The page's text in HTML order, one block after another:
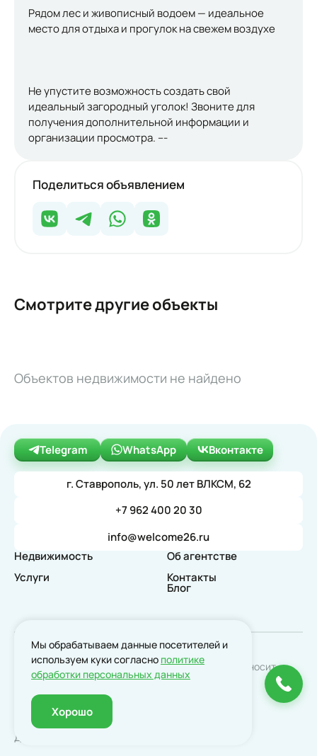
Рядом лес и живописный водоем — идеальное
место для отдыха и прогулок на свежем воздухе
Не упустите возможность создать свой
идеальный загородный уголок! Звоните для
получения дополнительной информации и
организации просмотра. ---
Поделиться объявлением
Смотрите другие объекты
Объектов недвижимости не найдено
Недвижимость
Об агентстве
Услуги
Контакты
Блог
Telegram WhatsApp Вконтакте
г. Ставрополь, ул. 50 лет ВЛКСМ, 62
+7 962 400 20 30
info@welcome26.ru
© АН "Welcome", 2024
Политика конфиденциальности
Согласие на обработку персональных данных
Создано с любовью в
Доработано
* Данный сайт не является публичной офертой, а носит
чисто информационный характер.
Мы обрабатываем данные посетителей и
используем куки согласно политике
обработки персональных данных
Хорошо